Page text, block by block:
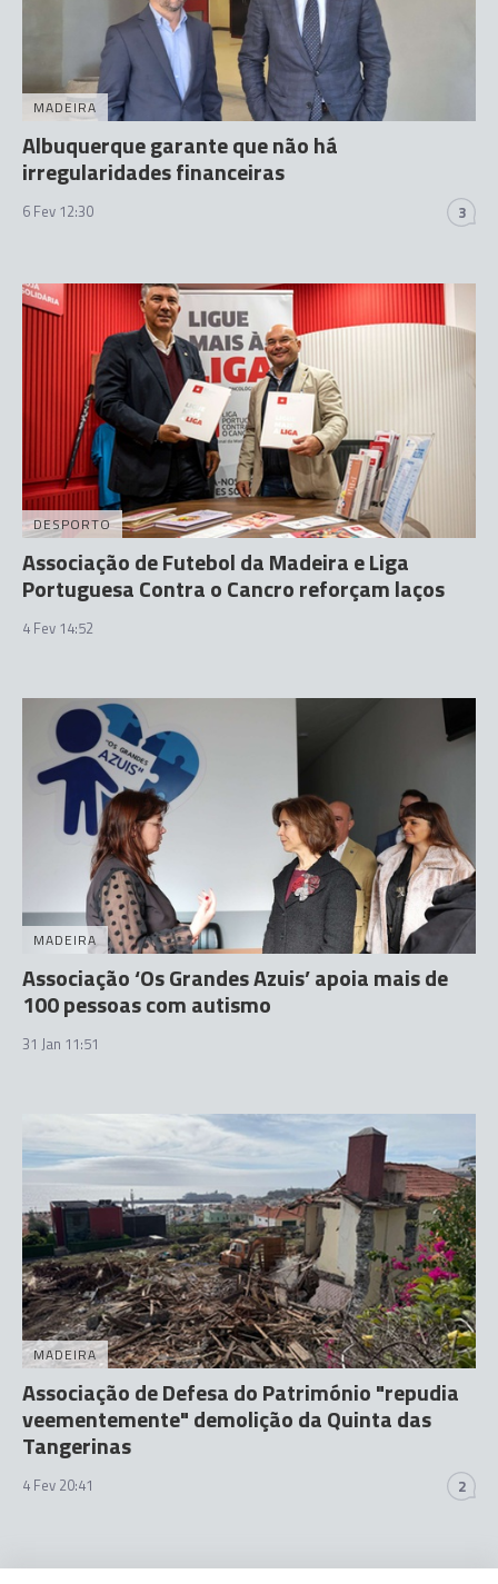
MADEIRA
Albuquerque garante que não há
irregularidades financeiras
6 Fev 12:30 3
DESPORTO
Associação de Futebol da Madeira e Liga
Portuguesa Contra o Cancro reforçam laços
4 Fev 14:52
MADEIRA
Associação ‘Os Grandes Azuis’ apoia mais de
100 pessoas com autismo
31 Jan 11:51
MADEIRA
Associação de Defesa do Património "repudia
veementemente" demolição da Quinta das
Tangerinas
4 Fev 20:41 2